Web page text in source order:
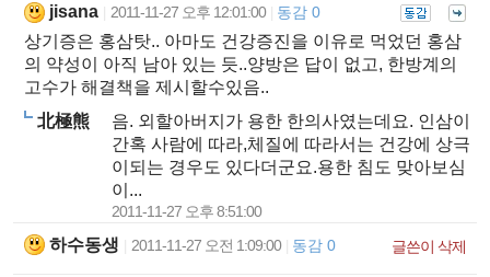
jisana 2011-11-27 오후 12:01:00 동감 0
상기증은 홍삼탓.. 아마도 건강증진을 이유로 먹었던 홍삼
의 약성이 아직 남아 있는 듯..양방은 답이 없고, 한방계의
고수가 해결책을 제시할수있음..
北極熊
음. 외할아버지가 용한 한의사였는데요. 인삼이
간혹 사람에 따라,체질에 따라서는 건강에 상극
이되는 경우도 있다더군요.용한 침도 맞아보심
이...
2011-11-27 오후 8:51:00
하수동생 2011-11-27 오전 1:09:00 동감 0 글쓴이 삭제